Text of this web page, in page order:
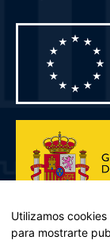
Utilizamos
para mostrarte